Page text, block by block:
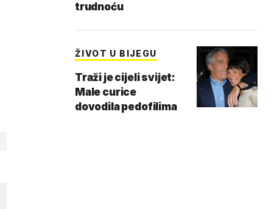
trudnoću
ŽIVOT U BIJEGU
Traži je cijeli svijet:
Male curice
dovodila pedofilima